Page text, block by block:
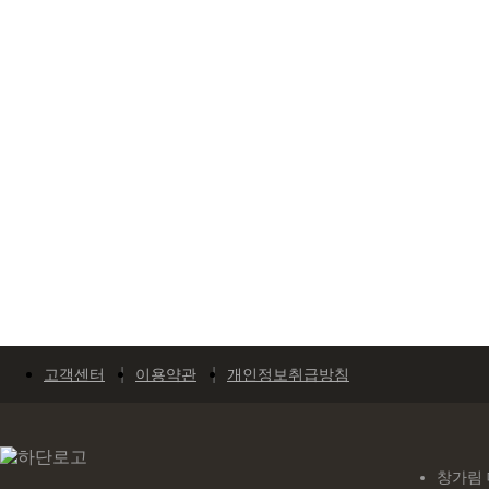
고객센터 이용약관 개인정보취급방침
창가림